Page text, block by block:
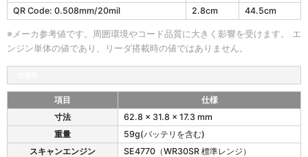
0
S
R
準
ン
ル
QR Code: 0.508mm/20mil
2.8cm 44.5cm
※メーカ参考値です。周囲環境やコード品質に大きく影響を受けます。 エ
ンジン単体の値であり、リーダ搭載時の値ではありません。
R
項目
仕様
寸法
62.8 x 31.8 x 17.3 mm
重量
59g(バッテリを含む)
スキャンエンジン
SE4770（WR30SR 標準レンジ）